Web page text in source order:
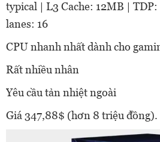
typical | L3 Cache: 12MB |
lanes: 16
CPU nhanh nhất dành cho
Rất nhiều nhân
Yêu cầu tản nhiệt ngoài
Giá 347,88$ (hơn 8 triệu đồng).